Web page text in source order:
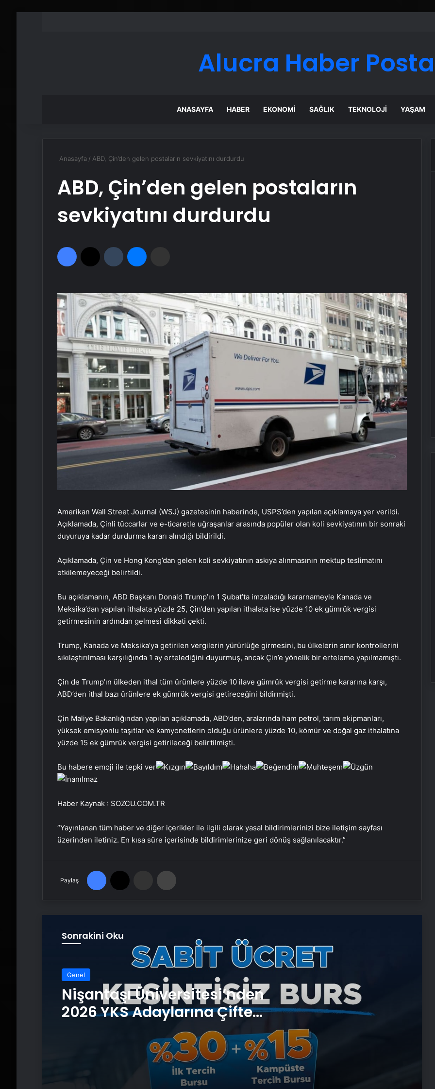
Alucra Haber
ANASAYFA HABER EKONOMI SAĞLIK TEKNOLOJI YAŞAM
Anasayfa / ABD, Çin’den gelen postaların sevkiyatını durdurdu
ABD, Çin’den gelen postaların
sevkiyatını durdurdu
Facebook Tumblr
Amerikan Wall Street Journal (WSJ) gazetesinin haberinde, USPS’den yapılan açıklamaya yer verildi.
Açıklamada, Çinli tüccarlar ve e-ticaretle uğraşanlar arasında popüler olan koli sevkiyatının bir sonraki
duyuruya kadar durdurma kararı alındığı bildirildi.
Açıklamada, Çin ve Hong Kong’dan gelen koli sevkiyatının askıya alınmasının mektup teslimatını
etkilemeyeceği belirtildi.
Bu açıklamanın, ABD Başkanı Donald Trump’ın 1 Şubat’ta imzaladığı kararnameyle Kanada ve
Meksika’dan yapılan ithalata yüzde 25, Çin’den yapılan ithalata ise yüzde 10 ek gümrük vergisi
getirmesinin ardından gelmesi dikkati çekti.
Trump, Kanada ve Meksika’ya getirilen vergilerin yürürlüğe girmesini, bu ülkelerin sınır kontrollerini
sıkılaştırılması karşılığında 1 ay ertelediğini duyurmuş, ancak Çin’e yönelik bir erteleme yapılmamıştı.
Çin de Trump’ın ülkeden ithal tüm ürünlere yüzde 10 ilave gümrük vergisi getirme kararına karşı,
ABD’den ithal bazı ürünlere ek gümrük vergisi getireceğini bildirmişti.
Çin Maliye Bakanlığından yapılan açıklamada, ABD’den, aralarında ham petrol, tarım ekipmanları,
yüksek emisyonlu taşıtlar ve kamyonetlerin olduğu ürünlere yüzde 10, kömür ve doğal gaz ithalatına
yüzde 15 ek gümrük vergisi getirileceği belirtilmişti.
Bu habere emoji ile tepki ver
Haber Kaynak : SOZCU.COM.TR
“Yayınlanan tüm haber ve diğer içerikler ile ilgili olarak yasal bildirimlerinizi bize iletişim sayfası
üzerinden iletiniz. En kısa süre içerisinde bildirimlerinize geri dönüş sağlanılacaktır.”
Paylaş
Facebook Email'den paylaş
Sonrakini Oku
Genel
Nişantaşı Üniversitesi’nden
2026 YKS Adaylarına Çifte
Güvence: Sabit Ücret ve
Kesintisiz Burs
Nişantaşı Üniversitesi’nden 2026 YKS
Adaylarına Çifte Güvence: Sabit
Ücret ve Kesintisiz Burs
Dijital Taşımacılık Yazılımı
T Çekmeli Sıvı Sabunluk
Ryzen vds
Bigo Elmas Bayi – Güvenli, Hızlı ve
Uygun Fiyatlı Elmas Satın Almanın
Yeni Adresi
Datahost İle Güvenilir Sunucu
Hizmetleri